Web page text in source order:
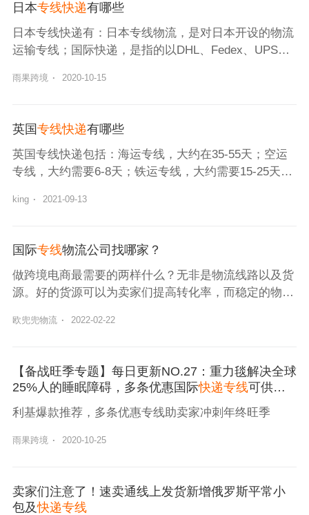
日本专线快递有哪些
日本专线快递有：日本专线物流，是对日本开设的物流
运输专线；国际快递，是指的以DHL、Fedex、UPS、T
到全球服务的一项物流服务。
雨果跨境 · 2020-10-15
英国专线快递有哪些
英国专线快递包括：海运专线，大约在35-55天；空运
专线，大约需要6-8天；铁运专线，大约需要15-25天左
king · 2021-09-13
国际专线物流公司找哪家？
做跨境电商最需要的两样什么？无非是物流线路以及货
源。好的货源可以为卖家们提高转化率，而稳定的物流
欧兜兜物流 · 2022-02-22
​【备战旺季专题】每日更新NO.27：重力毯解决全球
25%人的睡眠障碍，多条优惠国际快递专线可供选
择
利基爆款推荐，多条优惠专线助卖家冲刺年终旺季
雨果跨境 · 2020-10-25
卖家们注意了！速卖通线上发货新增俄罗斯平常小
包及快递专线